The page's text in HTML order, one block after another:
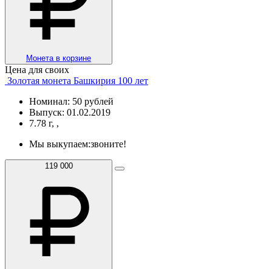
Монета в корзине
Цена для своих
Золотая монета Башкирия 100 лет
Номинал: 50 рублей
Выпуск: 01.02.2019
7.78 г, ,
Мы выкупаем:звоните!
119 000